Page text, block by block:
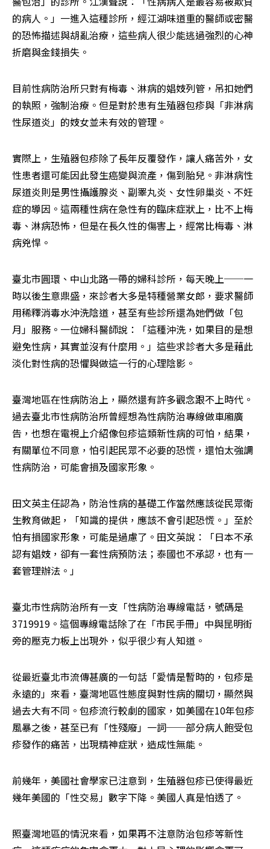
的病人。」一進入這種診所，經江湖味道重的醫師或密醫
的恐怖描述與胡亂治療，這些病人很少能逃過強烈的心神
折磨與金錢損失。
目前性病防治所只對有梅毒、淋病的娼妓列管，吊扣她們
的執照，強制治療。但是對於患有生殖器包疹與「非淋病
性尿道炎」的妓女並未有效的管理。
實際上，生殖器包疹除了長年反覆發作，讓人痛苦外，女
性患者還可能因此發生癌變與流產，傷到胎兒。非淋病性
尿道炎則是男性攝護腺炎、副睪丸炎、女性卵巢炎、不妊
症的導因。這兩種性病在急性有的臨床症狀上，比不上梅
毒、淋病恐怖，但是在長久性的傷害上，經常比梅毒、淋
病兇悍。
臺北市圓環、中山北路一帶的婦科診所，每天晚上──一
時以後生意鼎盛，來診者大多是特種營業女郎，要求醫師
用稀釋消毒水沖洗陰道，甚至有些診所還為她們做「包
月」服務。一位婦科醫師說：「這種沖洗，如果目的是想
避免性病，其實並沒有什麼用。」這些求診者大多是藉此
淡化對性病的恐懼與做這一行的心理陰影。
臺灣地區在性病防治上，顯然還有許多觀念跟不上時代。
過去臺北市性病防治所曾經想為性病防治專線做車廂廣
告，也想在電視上介紹像包疹這類新性病的可怕，結果，
有關單位不同意，怕引起民眾不必要的恐慌，還怕太強調
性病防治，可能會損及國家形象。
田文英主任認為，防治性病的基礎工作當然應該從民眾衛
生教育做起，「知識的提供，應該不會引起恐慌。」至於
怕有損國家形象，可能是過慮了。田文英說：「日本不承
認有娼妓，卻有一套性病預防法；泰國也不承認，也有一
套管理辦法。」
臺北市性病防治所有一支「性病防治專線電話，號碼是
3719919。這個專線電話除了在「市民手冊」中與昆明街
旁的壓克力板上出現外，似乎很少有人知道。
從最近臺北市流傳甚廣的一句話「愛情是暫時的，包疹是
永遠的」來看，臺灣地區性態度與對性病的關切，顯然與
過去大有不同。包疹流行較劇的國家，如美國在10年包疹
風暴之後，甚至已有「性殘廢」一詞──部分病人飽受包
疹發作的痛苦，出現精神症狀，造成性無能。
前幾年，美國社會學家已注意到，生殖器包疹已使得最近
幾年美國的「性交易」數字下降。美國人真是怕透了。
照臺灣地區的情況來看，如果再不注意防治包疹等新性